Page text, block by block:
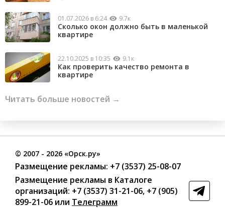
01.07.2026 в 6:24 9.7к
Сколько окон должно быть в маленькой
квартире
22.10.2025 в 10:35 9.1к
Как проверить качество ремонта в
квартире
Читать больше новостей →
© 2007 - 2026 «Орск.ру»
Размещение рекламы: +7 (3537) 25-08-07
Размещение рекламы в Каталоге
организаций: +7 (3537) 31-21-06, +7 (905)
899-21-06 или Телеграмм